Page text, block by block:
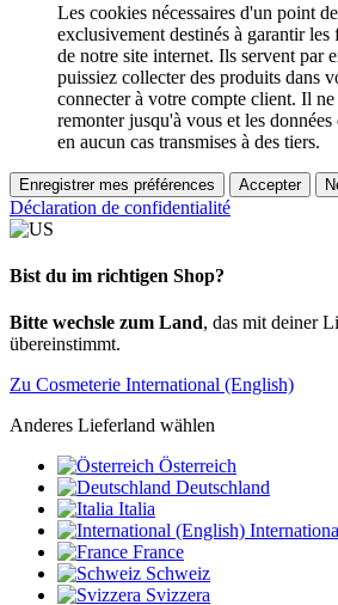
Les cookies nécessaires d'un point
exclusivement destinés à garantir les
de notre site internet. Ils servent par
puissiez collecter des produits dans
connecter à votre compte client. Il ne
remonter jusqu'à vous et les
en aucun cas transmises à des tiers.
Enregistrer mes préférences Accepter
Déclaration de confidentialité
Bist du im richtigen Shop?
Bitte wechsle zum Land, das mit deiner
übereinstimmt.
Zu Cosmeterie International (English)
Anderes Lieferland wählen
Österreich
Deutschland
Italia
France
Schweiz
Svizzera